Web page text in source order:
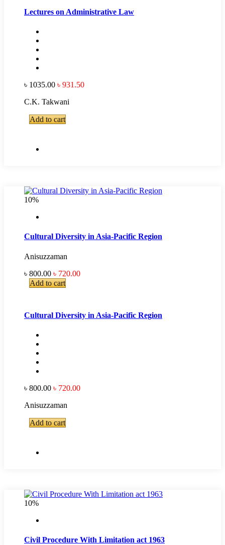
Lectures on Administrative Law
৳ 1035.00 ৳ 931.50
C.K. Takwani
Add to cart
10%
Cultural Diversity in Asia-Pacific Region
Anisuzzaman
৳ 800.00 ৳ 720.00
Add to cart
Cultural Diversity in Asia-Pacific Region
৳ 800.00 ৳ 720.00
Anisuzzaman
Add to cart
10%
Civil Procedure With Limitation act 1963